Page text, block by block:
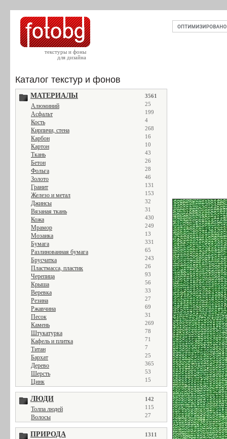
текстуры и фоны
для дизайна
Каталог текстур и фонов
МАТЕРИАЛЫ 3561
Алюминий 25
Асфальт 199
Кость 4
Кирпичи, стена 268
Карбон 16
Картон 10
Ткань 43
Бетон 26
Фольга 28
Золото 46
Гранит 131
Железо и метал 153
Джинсы 32
Вязаная ткань 31
Кожа 430
Мрамор 249
Мозаика 13
Бумага 331
Разлинованная бумага 65
Брусчатка 243
Пластмасса, пластик 26
Черепица 93
Крыша 56
Веревка 33
Резина 27
Ржавчина 69
Песок 31
Камень 269
Штукатурка 78
Кафель и плитка 71
Титан 7
Бархат 25
Дерево 365
Шерсть 53
Цинк 15
ЛЮДИ 142
Толпа людей 115
Волосы 27
ПРИРОДА 1311